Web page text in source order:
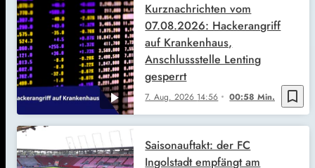
bookmark_border
7. Aug. 2026 14:56 00:58 Min.
Kurznachrichten vom
07.08.2026: Hackerangriff
auf Krankenhaus,
Anschlussstelle Lenting
gesperrt
Saisonauftakt: der FC
Ingolstadt empfängt am